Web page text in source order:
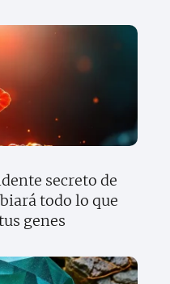
secreto de
todo lo que
genes